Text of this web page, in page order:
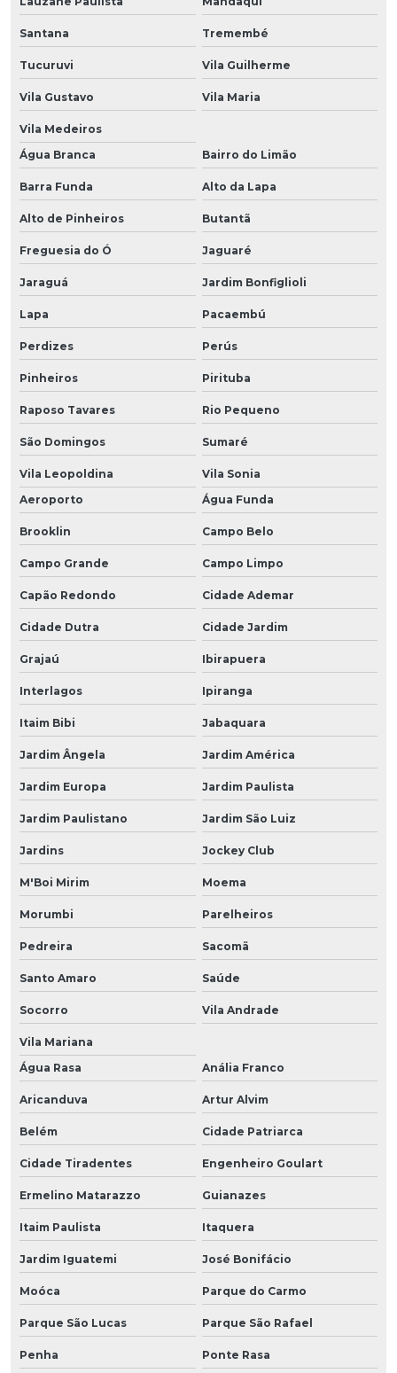
Santana Tremembé
Tucuruvi Vila Guilherme
Vila Gustavo Vila Maria
Vila Medeiros
Água Branca
Bairro do Limão
Barra Funda Alto da Lapa
Alto de Pinheiros Butantã
Freguesia do Ó Jaguaré
Jaraguá Jardim Bonfiglioli
Lapa Pacaembú
Perdizes Perús
Pinheiros Pirituba
Raposo Tavares Rio Pequeno
São Domingos Sumaré
Vila Leopoldina
Vila Sonia
Aeroporto
Água Funda
Brooklin Campo Belo
Campo Grande Campo Limpo
Capão Redondo Cidade Ademar
Cidade Dutra Cidade Jardim
Grajaú Ibirapuera
Interlagos Ipiranga
Itaim Bibi Jabaquara
Jardim Ângela Jardim América
Jardim Europa Jardim Paulista
Jardim Paulistano Jardim São Luiz
Jardins Jockey Club
M'Boi Mirim Moema
Morumbi Parelheiros
Pedreira Sacomã
Santo Amaro Saúde
Socorro Vila Andrade
Vila Mariana
Água Rasa
Anália Franco
Aricanduva Artur Alvim
Belém Cidade Patriarca
Cidade Tiradentes Engenheiro Goulart
Ermelino Matarazzo Guianazes
Itaim Paulista Itaquera
Jardim Iguatemi José Bonifácio
Moóca Parque do Carmo
Parque São Lucas Parque São Rafael
Penha Ponte Rasa